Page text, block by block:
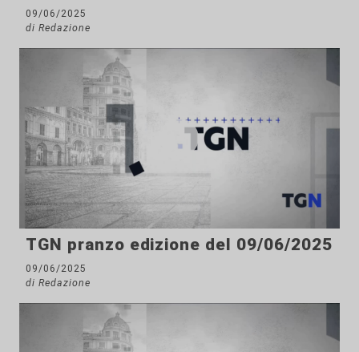
09/06/2025
di Redazione
TGN pranzo edizione del 09/06/2025
09/06/2025
di Redazione